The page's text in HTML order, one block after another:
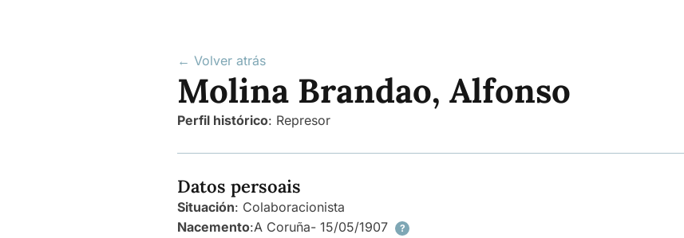
← Volver atrás
Molina Brandao, Alfonso
Perfil histórico: Represor
Datos persoais
Situación: Colaboracionista
Nacemento:A Coruña- 15/05/1907 ?